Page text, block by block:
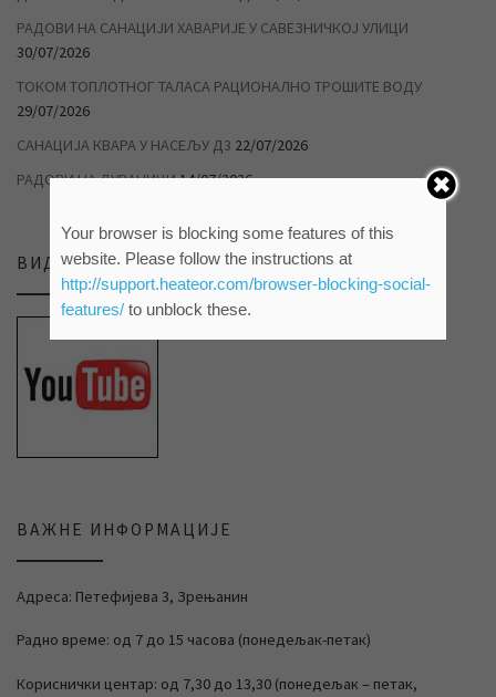
РАДОВИ НА САНАЦИЈИ ХАВАРИЈЕ У САВЕЗНИЧКОЈ УЛИЦИ
30/07/2026
ТОКОМ ТОПЛОТНОГ ТАЛАСА РАЦИОНАЛНО ТРОШИТЕ ВОДУ
29/07/2026
САНАЦИЈА КВАРА У НАСЕЉУ Д3 22/07/2026
РАДОВИ НА ДУВАНИЦИ14/07/2026
ВИДЕО ПРИЛОЗИ НА НАШЕМ ЈУТЈУБ КАНАЛУ
ВАЖНЕ ИНФОРМАЦИЈЕ
Адреса: Петефијева 3, Зрењанин
Радно време: од 7 до 15 часова (понедељак-петак)
Кориснички центар: од 7,30 до 13,30 (понедељак – петак,
Your browser is blocking some features of this
website. Please follow the instructions at
http://support.heateor.com/browser-blocking-social-
features/to unblock these.